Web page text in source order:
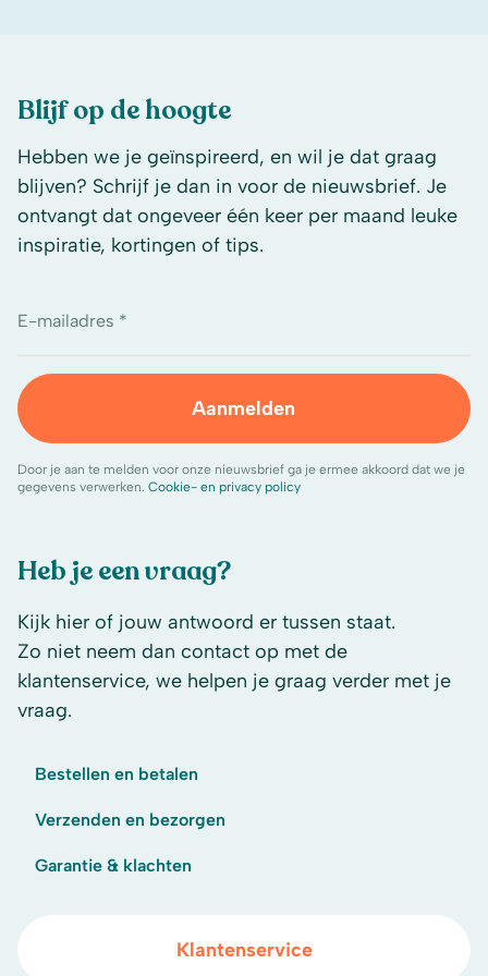
Heb je een vraag?
Kijk hier of jouw antwoord er tussen staat.
Zo niet neem dan contact op met de
klantenservice, we helpen je graag verder met je
vraag.
Bestellen en betalen
Verzenden en bezorgen
Garantie & klachten
Klantenservice
Blijf op de hoogte
Hebben we je geïnspireerd, en wil je dat graag
blijven? Schrijf je dan in voor de nieuwsbrief. Je
ontvangt dat ongeveer één keer per maand leuke
inspiratie, kortingen of tips.
E-mailadres *
Aanmelden
Door je aan te melden voor onze nieuwsbrief ga je ermee akkoord dat we je
gegevens verwerken. Cookie- en privacy policy